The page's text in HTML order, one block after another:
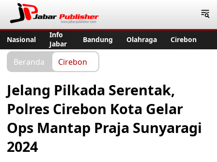
Nasional
Info
Jabar
Bandung Olahraga Cirebon
Beranda Cirebon
Jelang Pilkada Serentak,
Polres Cirebon Kota Gelar
Ops Mantap Praja Sunyaragi
2024